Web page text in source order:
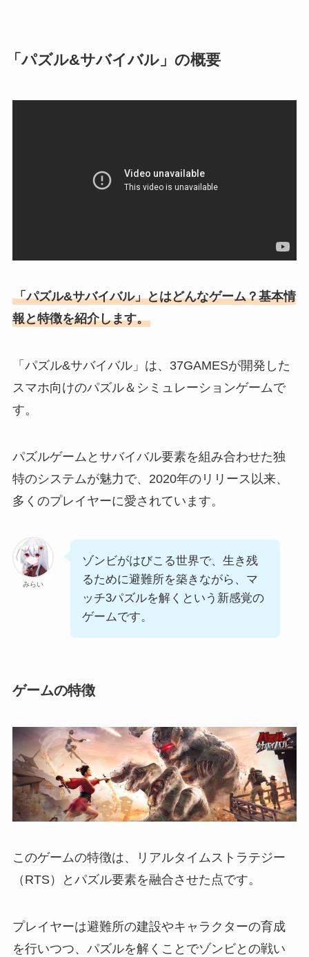
「パズル&サバイバル」の概要
「パズル&サバイバル」とはどんなゲーム？基本情
報と特徴を紹介します。
「パズル&サバイバル」は、37GAMESが開発した
スマホ向けのパズル＆シミュレーションゲームで
す。
パズルゲームとサバイバル要素を組み合わせた独
特のシステムが魅力で、2020年のリリース以来、
多くのプレイヤーに愛されています。
みらい
ゾンビがはびこる世界で、生き残
るために避難所を築きながら、マ
ッチ3パズルを解くという新感覚の
ゲームです。
ゲームの特徴
このゲームの特徴は、リアルタイムストラテジー
（RTS）とパズル要素を融合させた点です。
プレイヤーは避難所の建設やキャラクターの育成
を行いつつ、パズルを解くことでゾンビとの戦い